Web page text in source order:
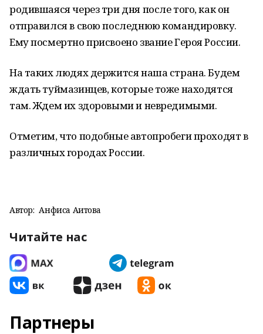
родившаяся через три дня после того, как он
отправился в свою последнюю командировку.
Ему посмертно присвоено звание Героя России.
На таких людях держится наша страна. Будем
ждать туймазинцев, которые тоже находятся
там. Ждем их здоровыми и невредимыми.
Отметим, что подобные автопробеги проходят в
различных городах России.
Автор: Анфиса Аитова
Читайте нас
Партнеры